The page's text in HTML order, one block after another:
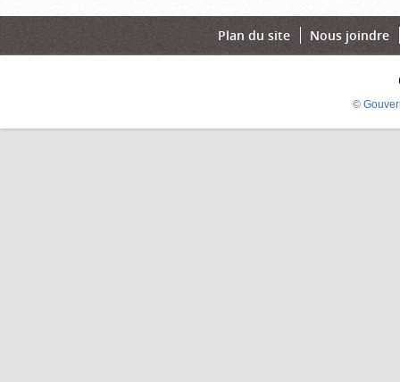
Plan du site Nous joindre
©